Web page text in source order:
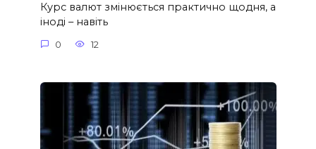
Курс валют змінюється практично щодня, а
іноді – навіть
0 12